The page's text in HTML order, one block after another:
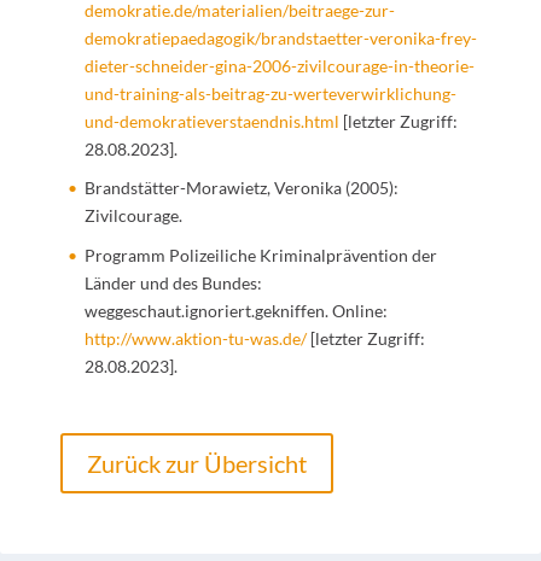
demokratie.de/materialien/beitraege-zur-
demokratiepaedagogik/brandstaetter-veronika-frey-
dieter-schneider-gina-2006-zivilcourage-in-theorie-
und-training-als-beitrag-zu-werteverwirklichung-
und-demokratieverstaendnis.html [letzter Zugriff:
28.08.2023].
Brandstätter-Morawietz, Veronika (2005):
Zivilcourage.
Programm Polizeiliche Kriminalprävention der
Länder und des Bundes:
weggeschaut.ignoriert.gekniffen. Online:
http://www.aktion-tu-was.de/[letzter Zugriff:
28.08.2023].
Zurück zur Übersicht